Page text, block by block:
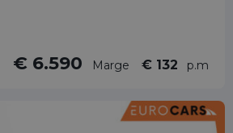
€ 6.590 Marge € 132 p.m